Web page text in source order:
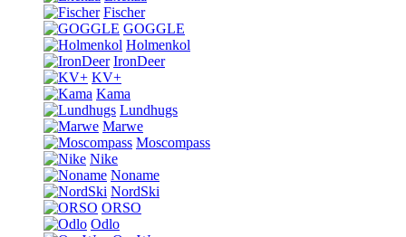
Fischer
GOGGLE
Holmenkol
IronDeer
KV+
Kama
Lundhugs
Marwe
Moscompass
Nike
Noname
NordSki
ORSO
Odlo